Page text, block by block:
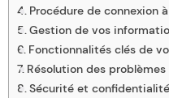
Procédure de connexion
Gestion de vos
Fonctionnalités clés de
Résolution des
Sécurité et